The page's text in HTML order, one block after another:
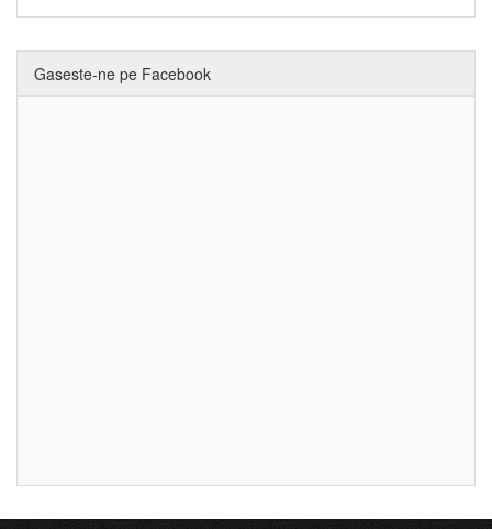
Gaseste-ne pe Facebook